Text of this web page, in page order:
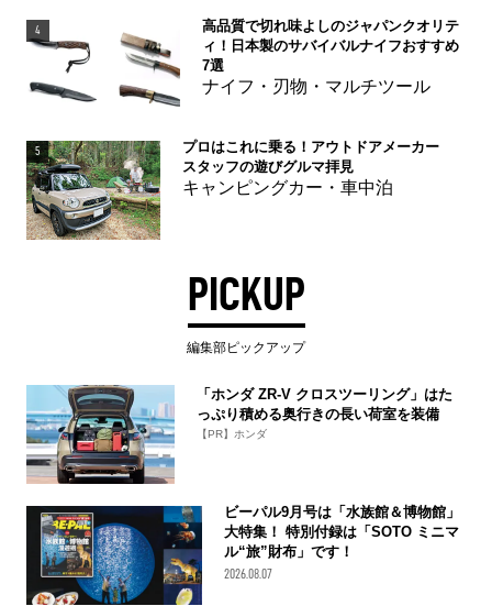
4
高品質で切れ味よしのジャパンクオリテ
ィ！日本製のサバイバルナイフおすすめ
7選
ナイフ・刃物・マルチツール
5
プロはこれに乗る！アウトドアメーカー
スタッフの遊びグルマ拝見
キャンピングカー・車中泊
PICKUP
編集部ピックアップ
「ホンダ ZR-V クロスツーリング」はた
っぷり積める奥行きの長い荷室を装備
【PR】ホンダ
ビーパル9月号は「水族館＆博物館」
大特集！ 特別付録は「SOTO ミニマ
ル“旅”財布」です！
2026.08.07